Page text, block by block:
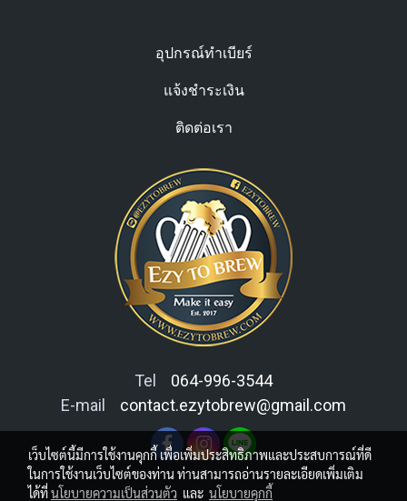
อุปกรณ์ทำเบียร์
แจ้งชำระเงิน
ติดต่อเรา
Tel
064-996-3544
E-mail
contact.ezytobrew@gmail.com
เว็บไซต์นี้มีการใช้งานคุกกี้ เพื่อเพิ่มประสิทธิภาพและประสบการณ์ที่ดี
ในการใช้งานเว็บไซต์ของท่าน ท่านสามารถอ่านรายละเอียดเพิ่มเติม
ได้ที่นโยบายความเป็นส่วนตัว และ นโยบายคุกกี้